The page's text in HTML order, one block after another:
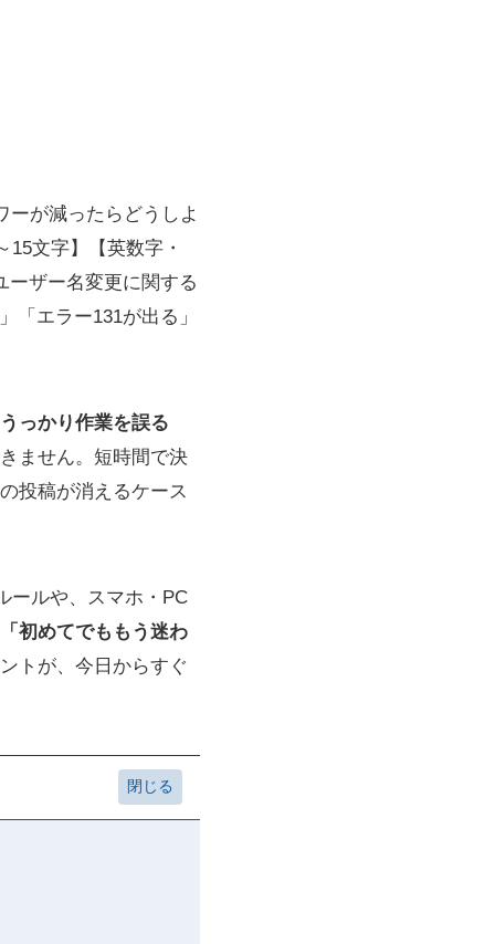
ーが減ったらどうしよ
文字】【英数字・
ーザー名変更に関する
「エラー131が出る」
うっかり作業を誤る
ません。短時間で決
投稿が消えるケース
ールや、スマホ・PC
「初めてでももう迷わ
トが、今日からすぐ